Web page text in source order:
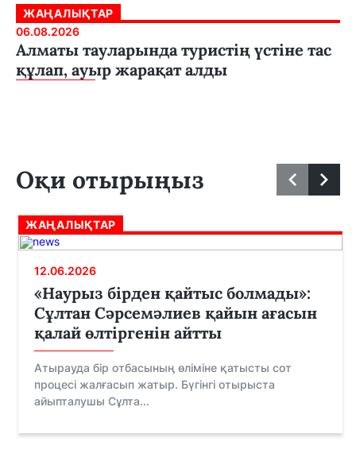
ЖАҢАЛЫҚТАР
06.08.2026
Алматы тауларында туристің үстіне тас
құлап, ауыр жарақат алды
Оқи отырыңыз
ЖАҢАЛЫҚТАР
12.06.2026
«Наурыз бірден қайтыс болмады»:
Сұлтан Сәрсемәлиев қайын ағасын
қалай өлтіргенін айтты
Атырауда бір отбасының өліміне қатысты сот
процесі жалғасып жатыр. Бүгінгі отырыста
айыпталушы Сұлта...